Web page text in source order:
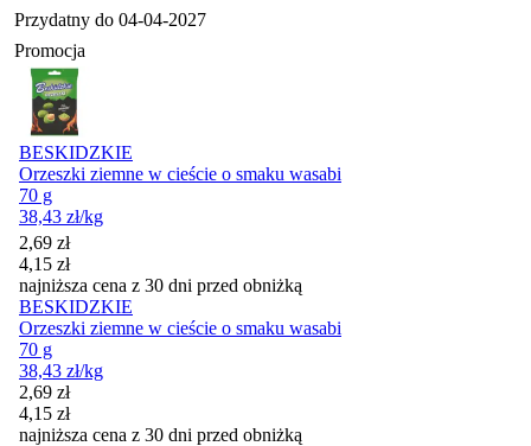
Przydatny do 04-04-2027
Promocja
BESKIDZKIE
Orzeszki ziemne w cieście o smaku wasabi
70 g
38,43 zł/kg
Cena promocyjna
2,69 zł
4,15 zł
najniższa cena z 30 dni przed obniżką
BESKIDZKIE
Orzeszki ziemne w cieście o smaku wasabi
70 g
38,43 zł/kg
Cena promocyjna
2,69 zł
4,15 zł
najniższa cena z 30 dni przed obniżką